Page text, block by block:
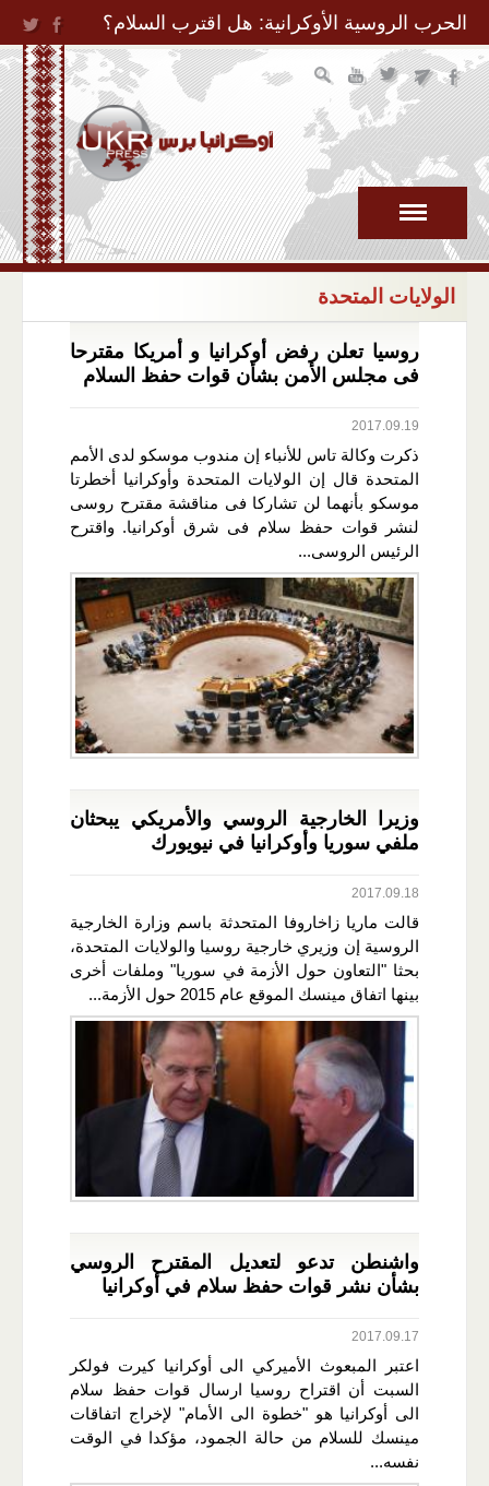
Jump to Navigation
الحرب الروسية الأوكرانية: هل اقترب السلام؟
الولايات المتحدة
روسيا تعلن رفض أوكرانيا و أمريكا مقترحا
فى مجلس الأمن بشأن قوات حفظ السلام
2017.09.19
ذكرت وكالة تاس للأنباء إن مندوب موسكو لدى الأمم
المتحدة قال إن الولايات المتحدة وأوكرانيا أخطرتا
موسكو بأنهما لن تشاركا فى مناقشة مقترح روسى
لنشر قوات حفظ سلام فى شرق أوكرانيا. واقترح
الرئيس الروسى...
وزيرا الخارجية الروسي والأمريكي يبحثان
ملفي سوريا وأوكرانيا في نيويورك
2017.09.18
قالت ماريا زاخاروفا المتحدثة باسم وزارة الخارجية
الروسية إن وزيري خارجية روسيا والولايات المتحدة،
بحثا "التعاون حول الأزمة في سوريا" وملفات أخرى
بينها اتفاق مينسك الموقع عام 2015 حول الأزمة...
واشنطن تدعو لتعديل المقترح الروسي
بشأن نشر قوات حفظ سلام في أوكرانيا
2017.09.17
اعتبر المبعوث الأميركي الى أوكرانيا كيرت فولكر
السبت أن اقتراح روسيا ارسال قوات حفظ سلام
الى أوكرانيا هو "خطوة الى الأمام" لإخراج اتفاقات
مينسك للسلام من حالة الجمود، مؤكدا في الوقت
نفسه...